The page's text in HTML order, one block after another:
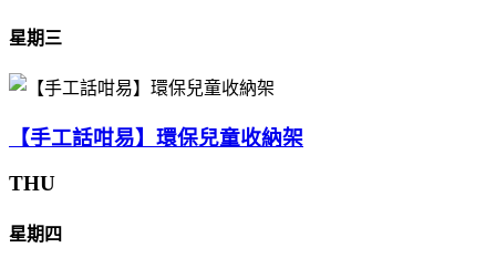
星期三
【手工話咁易】環保兒童收納架
THU
星期四